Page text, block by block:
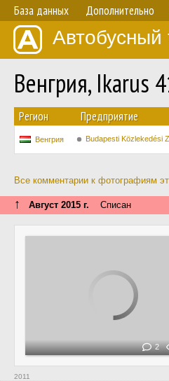
База данных Дополнительно
Автобусный
Венгрия, Ikarus
Регион Предприятие
Венгрия Budapesti Közlekedési
Все комментарии к фотографиям
↑ Август 2015 г. Списан
2
2011